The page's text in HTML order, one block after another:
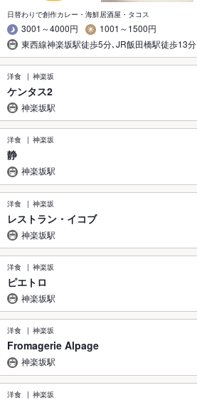
日替わりで創作カレー・海鮮居酒屋・タコス
3001～4000円
1001～1500円
東西線神楽坂駅徒歩5分､JR飯田橋駅徒歩13分
洋食 神楽坂
ケンタス2
神楽坂駅
洋食 神楽坂
静
神楽坂駅
洋食 神楽坂
レストラン・イコブ
神楽坂駅
洋食 神楽坂
ピエトロ
神楽坂駅
洋食 神楽坂
Fromagerie Alpage
神楽坂駅
洋食 神楽坂